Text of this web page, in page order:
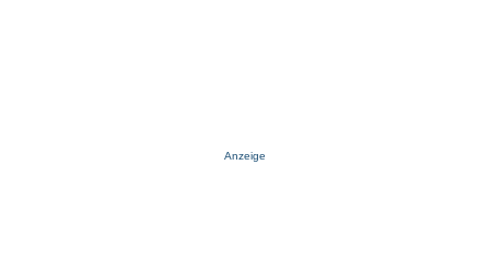
Anzeige